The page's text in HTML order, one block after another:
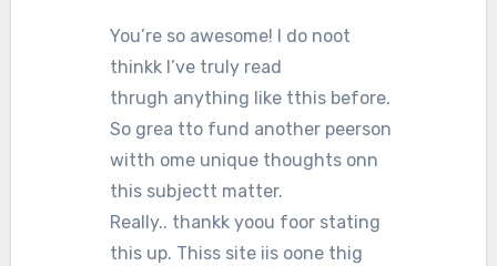
You’re so awesome! I do noot
thinkk I’ve truly read
thrugh anything like tthis before.
So grea tto fund another peerson
witth ome unique thoughts onn
this subjectt matter.
Really.. thankk yoou foor stating
this up. Thiss site iis oone thig